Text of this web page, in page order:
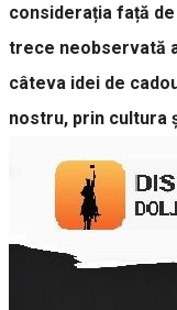
considerația față
trece neobservată
câteva idei de
nostru, prin cultura